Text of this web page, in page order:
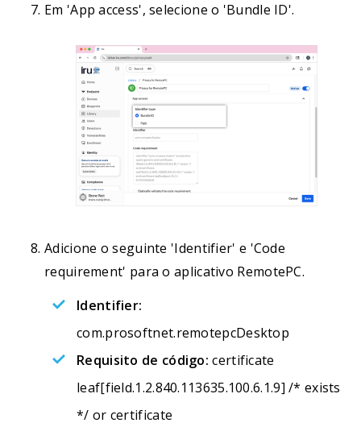
Em 'App access', selecione o 'Bundle ID'.
Adicione o seguinte 'Identifier' e 'Code
requirement' para o aplicativo RemotePC.
Identifier:
com.prosoftnet.remotepcDesktop
Requisito de código: certificate
leaf[field.1.2.840.113635.100.6.1.9] /* exists
*/ or certificate